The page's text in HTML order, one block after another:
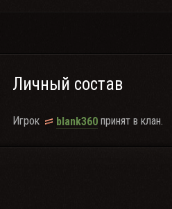
Личный состав
Игрок blank360 принят в клан.